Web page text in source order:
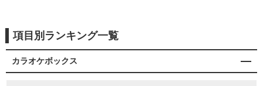
項目別ランキング一覧
カラオケボックス